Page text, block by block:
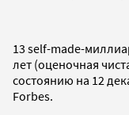
13 self-made-
лет (оценочная
состоянию на 12
Forbes.